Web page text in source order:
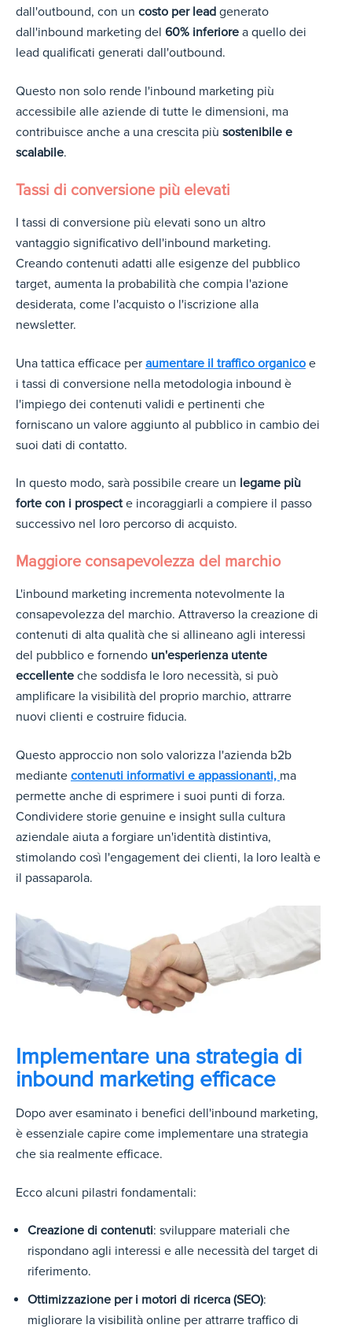
dall'outbound, con un costo per lead generato
dall'inbound marketing del 60% inferiore a quello dei
lead qualificati generati dall'outbound.
Questo non solo rende l'inbound marketing più
accessibile alle aziende di tutte le dimensioni, ma
contribuisce anche a una crescita più sostenibile e
scalabile.
Tassi di conversione più elevati
I tassi di conversione più elevati sono un altro
vantaggio significativo dell'inbound marketing.
Creando contenuti adatti alle esigenze del pubblico
target, aumenta la probabilità che compia l'azione
desiderata, come l'acquisto o l'iscrizione alla
newsletter.
Una tattica efficace per aumentare il traffico organico e
i tassi di conversione nella metodologia inbound è
l'impiego dei contenuti validi e pertinenti che
forniscano un valore aggiunto al pubblico in cambio dei
suoi dati di contatto.
In questo modo, sarà possibile creare un legame più
forte con i prospecte incoraggiarli a compiere il passo
successivo nel loro percorso di acquisto.
Maggiore consapevolezza del marchio
L'inbound marketing incrementa notevolmente la
consapevolezza del marchio. Attraverso la creazione di
contenuti di alta qualità che si allineano agli interessi
del pubblico e fornendo un'esperienza utente
eccellente che soddisfa le loro necessità, si può
amplificare la visibilità del proprio marchio, attrarre
nuovi clienti e costruire fiducia.
Questo approccio non solo valorizza l'azienda b2b
mediante contenuti informativi e appassionanti, ma
permette anche di esprimere i suoi punti di forza.
Condividere storie genuine e insight sulla cultura
aziendale aiuta a forgiare un'identità distintiva,
stimolando così l'engagement dei clienti, la loro lealtà e
il passaparola.
Implementare una strategia di
inbound marketing efficace
Dopo aver esaminato i benefici dell'inbound marketing,
è essenziale capire come implementare una strategia
che sia realmente efficace.
Ecco alcuni pilastri fondamentali:
Creazione di contenuti: sviluppare materiali che
rispondano agli interessi e alle necessità del target di
riferimento.
Ottimizzazione per i motori di ricerca (SEO):
migliorare la visibilità online per attrarre traffico di